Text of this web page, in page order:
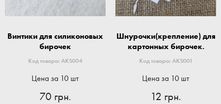
Винтики для силиконовых
бирочек
Код товара: AKS004
Цена за 10 шт
70 грн.
Шнурочки(крепление) для
картонных бирочек.
Код товара: AKS001
Цена за 10 шт
12 грн.